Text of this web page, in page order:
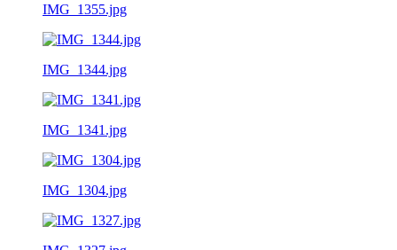
IMG_1355.jpg
IMG_1344.jpg
IMG_1341.jpg
IMG_1304.jpg